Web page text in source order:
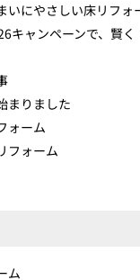
いにやさしい床リフォ
キャンペーンで、賢
まりました
ォーム
フォーム
ム